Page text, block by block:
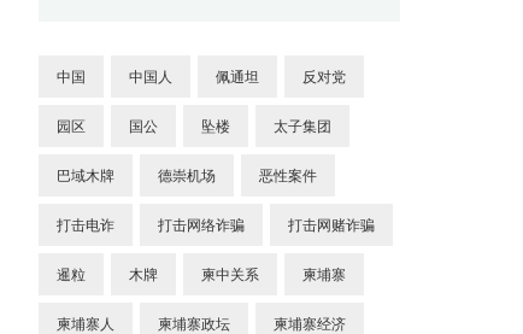
中国 中国人 佩通坦 反对党
园区 国公 坠楼 太子集团
巴域木牌 德崇机场 恶性案件
打击电诈 打击网络诈骗 打击网赌诈骗
暹粒 木牌 柬中关系 柬埔寨
柬埔寨人 柬埔寨政坛 柬埔寨经济